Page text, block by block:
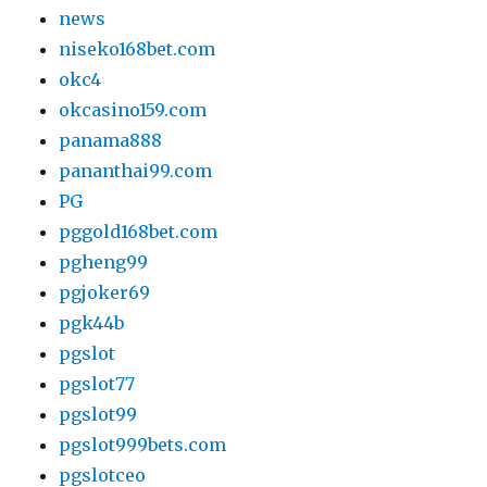
news
niseko168bet.com
okc4
okcasino159.com
panama888
pananthai99.com
PG
pggold168bet.com
pgheng99
pgjoker69
pgk44b
pgslot
pgslot77
pgslot99
pgslot999bets.com
pgslotceo